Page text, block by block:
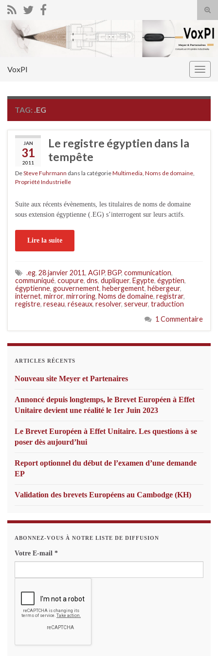
Search for:
VoxPI
TAG: .EG
JAN
31
2011
Le registre égyptien dans la
tempête
DeSteve Fuhrmann dans la catégorieMultimedia Noms de domaine
Propriété Industrielle
Suite aux récents évènements, les titulaires de noms de domaine
sous extension égyptienne (.EG) s’interrogent sur leurs actifs.
Lire la suite
.eg, 28 janvier 2011, AGIP, BGP, communication,
communiqué, coupure, dns, dupliquer, Egypte, égyptien,
égyptienne, gouvernement, hebergement, hébergeur,
internet, mirror, mirroring, Noms de domaine, registrar,
registre, reseau, réseaux, resolver, serveur, traduction
1 Commentaire
ARTICLES RÉCENTS
Nouveau site Meyer et Partenaires
Annoncé depuis longtemps, le Brevet Européen à Effet
Unitaire devient une réalité le 1er Juin 2023
Le Brevet Européen à Effet Unitaire. Les questions à se
poser dès aujourd’hui
Report optionnel du début de l’examen d’une demande
EP
Validation des brevets Européens au Cambodge (KH)
ABONNEZ-VOUS À NOTRE LISTE DE DIFFUSION
Votre E-mail *